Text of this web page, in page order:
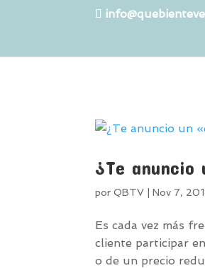
¿Te
porQBTV |Nov 7,
Es cada vez más
cliente participar
o de un precio